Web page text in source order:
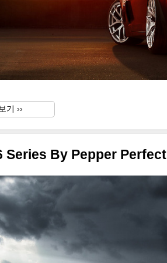
기 ››
Series By Pepper Perfect